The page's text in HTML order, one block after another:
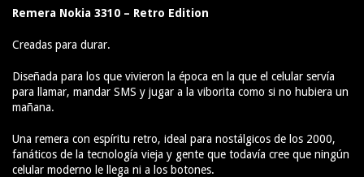
Remera Nokia 3310 – Retro Edition
Creadas para durar.
Diseñada para los que vivieron la época en la que el celular servía
para llamar, mandar SMS y jugar a la viborita como si no hubiera un
mañana.
Una remera con espíritu retro, ideal para nostálgicos de los 2000,
fanáticos de la tecnología vieja y gente que todavía cree que ningún
celular moderno le llega ni a los botones.